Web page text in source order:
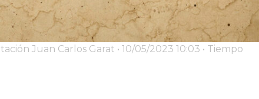
Juan Carlos Garat • 10/05/2023 10:03 • Tiempo